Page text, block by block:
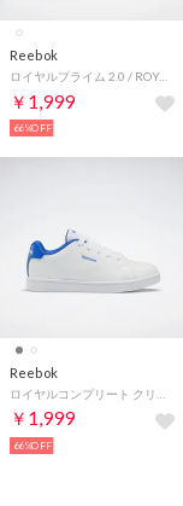
Reebok
ロイヤルプライム 2.0 / ROYAL PRIME 2.0 （ホワイト）
￥1,999
66%OFF
Reebok
￥1,999
66%OFF